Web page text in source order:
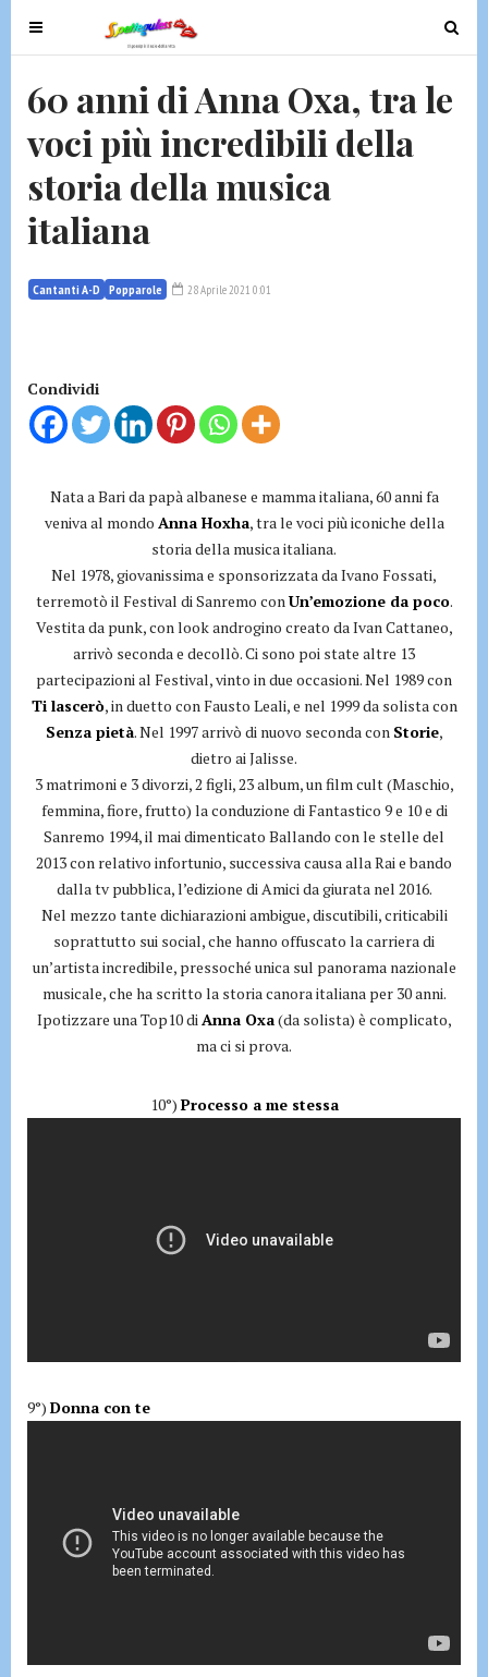
T
o
g
e
n
v
g
o
n
T
o
g
60 anni di Anna Oxa, tra le
voci più incredibili della
storia della musica
italiana
Cantanti A-D Popparole 28 Aprile 2021 0:01
Condividi
Nata a Bari da papà albanese e mamma italiana, 60 anni fa
veniva al mondo Anna Hoxha, tra le voci più iconiche della
storia della musica italiana.
Nel 1978, giovanissima e sponsorizzata da Ivano Fossati,
terremotò il Festival di Sanremo conUn’emozione da poco.
Vestita da punk, con look androgino creato da Ivan Cattaneo,
arrivò seconda e decollò. Ci sono poi state altre 13
partecipazioni al Festival, vinto in due occasioni. Nel 1989 con
Ti lascerò, in duetto con Fausto Leali, e nel 1999 da solista con
Senza pietà. Nel 1997 arrivò di nuovo seconda con Storie,
dietro ai Jalisse.
3 matrimoni e 3 divorzi, 2 figli, 23 album, un film cult (Maschio,
femmina, fiore, frutto) la conduzione di Fantastico 9 e 10 e di
Sanremo 1994, il mai dimenticato Ballando con le stelle del
2013 con relativo infortunio, successiva causa alla Rai e bando
dalla tv pubblica, l’edizione di Amici da giurata nel 2016.
Nel mezzo tante dichiarazioni ambigue, discutibili, criticabili
soprattutto sui social, che hanno offuscato la carriera di
un’artista incredibile, pressoché unica sul panorama nazionale
musicale, che ha scritto la storia canora italiana per 30 anni.
Ipotizzare una Top10 diAnna Oxa(da solista) è complicato,
ma ci si prova.
10°) Processo a me stessa
9°) Donna con te